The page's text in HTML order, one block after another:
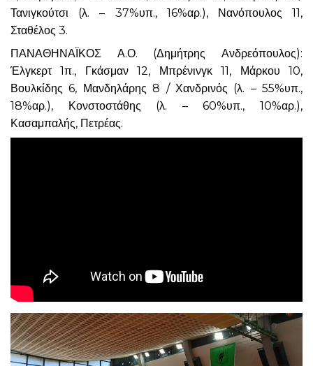
Τανιγκούτσι (λ. – 37%υπ., 16%αρ.), Νανόπουλος 11,
Σταθέλος 3.
ΠΑΝΑΘΗΝΑΪΚΟΣ Α.Ο. (Δημήτρης Ανδρεόπουλος):
Έλγκερτ 1π., Γκάσμαν 12, Μπρένινγκ 11, Μάρκου 10,
Βουλκίδης 6, Μανδηλάρης 8 / Χανδρινός (λ. – 55%υπ.,
18%αρ.), Κονστοστάθης (λ. – 60%υπ., 10%αρ.),
Κασαμπαλής, Πετρέας.